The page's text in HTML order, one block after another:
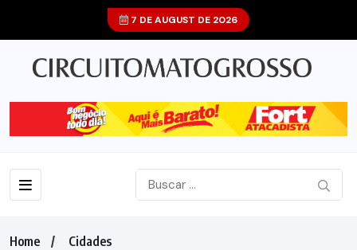
7 DE AUGUST DE 2026
Home
Cidades